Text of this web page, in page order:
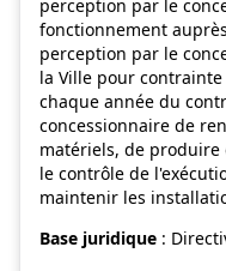
perception par le
fonctionnement
perception par le
la Ville pour
chaque année du
concessionnaire de
matériels, de
le contrôle de
maintenir les
Base juridique :